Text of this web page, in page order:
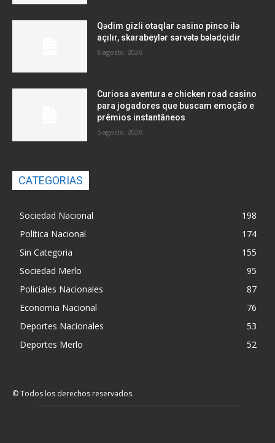
Qədim gizli otaqlar casino pinco ilə
açılır, skarabeylər sərvətə bələdçidir
6 agosto, 2026
Curiosa aventura e chicken road casino
para jogadores que buscam emoção e
prêmios instantâneos
5 agosto, 2026
CATEGORIAS
Sociedad Nacional
198
Política Nacional
174
Sin Categoria
155
Sociedad Merlo
95
Policiales Nacionales
87
Economia Nacional
76
Deportes Nacionales
53
Deportes Merlo
52
© Todos los derechos reservados.